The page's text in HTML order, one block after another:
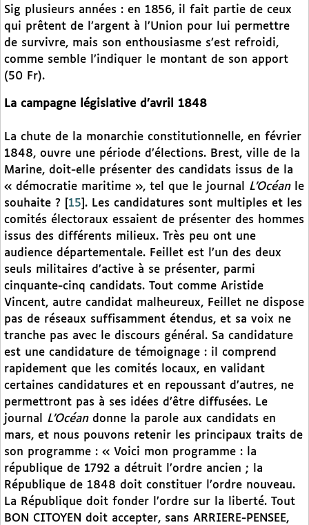
Sig plusieurs années : en 1856, il fait partie de ceux
qui prêtent de l’argent à l’Union pour lui permettre
de survivre, mais son enthousiasme s’est refroidi,
comme semble l’indiquer le montant de son apport
(50 Fr).
La campagne législative d’avril 1848
La chute de la monarchie constitutionnelle, en février
1848, ouvre une période d’élections. Brest, ville de la
Marine, doit-elle présenter des candidats issus de la
« démocratie maritime », tel que le journal L’Océanle
souhaite ?
15 . Les candidatures sont multiples et les
comités électoraux essaient de présenter des hommes
issus des différents milieux. Très peu ont une
audience départementale. Feillet est l’un des deux
seuls militaires d’active à se présenter, parmi
cinquante-cinq candidats. Tout comme Aristide
Vincent, autre candidat malheureux, Feillet ne dispose
pas de réseaux suffisamment étendus, et sa voix ne
tranche pas avec le discours général. Sa candidature
est une candidature de témoignage : il comprend
rapidement que les comités locaux, en validant
certaines candidatures et en repoussant d’autres, ne
permettront pas à ses idées d’être diffusées. Le
journal L’Océandonne la parole aux candidats en
mars, et nous pouvons retenir les principaux traits de
son programme : « Voici mon programme : la
république de 1792 a détruit l’ordre ancien ; la
République de 1848 doit constituer l’ordre nouveau.
La République doit fonder l’ordre sur la liberté. Tout
BON CITOYEN doit accepter, sans ARRIERE-PENSEE,